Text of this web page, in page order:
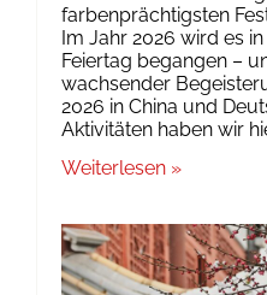
farbenprächtigsten
Im Jahr 2026 wird es
Feiertag begangen –
wachsender
2026 in China und
Aktivitäten haben wir
Weiterlesen »